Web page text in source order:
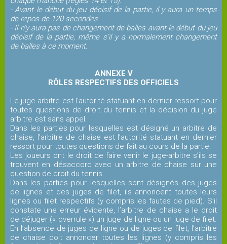
- Avant le début du jeu décisif de la partie, il y aura un temps
de repos de 120 secondes.
- Il n’y aura pas de changement de balles avant le début du jeu
décisif de la partie, même s’il y a normalement changement
de balles à ce moment.
ANNEXE V
RÔLES RESPECTIFS DES OFFICIELS
Le juge-arbitre est l’autorité statuant en dernier ressort pour
toutes questions de droit du tennis et la décision du juge
arbitre est sans appel.
Dans les parties pour lesquelles est désigné un arbitre de
chaise, l’arbitre de chaise est l’autorité statuant en dernier
ressort pour toutes questions de fait au cours de la partie.
Les joueurs ont le droit de faire venir le juge-arbitre s’ils se
trouvent en désaccord avec un arbitre de chaise sur une
question de droit du tennis.
Dans les parties pour lesquelles sont désignés des juges
de lignes et des juges de filet, ils annoncent toutes leurs
lignes ou filet respectifs (y compris les fautes de pied). S’il
constate une erreur évidente, l’arbitre de chaise a le droit
de déjuger (« overrule ») un juge de ligne ou un juge de filet.
En l’absence de juges de ligne ou de juges de filet, l’arbitre
de chaise doit annoncer toutes les lignes (y compris les